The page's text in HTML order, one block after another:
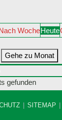
WocheHeute
Gehe zu Monat
gefunden
SITEMAP